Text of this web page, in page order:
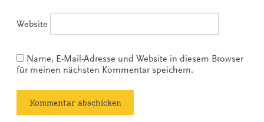
Website
Name, E-Mail-Adresse und Website in diesem Browser
für meinen nächsten Kommentar speichern.